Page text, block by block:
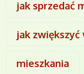
jak sprzedać
jak
mieszkania